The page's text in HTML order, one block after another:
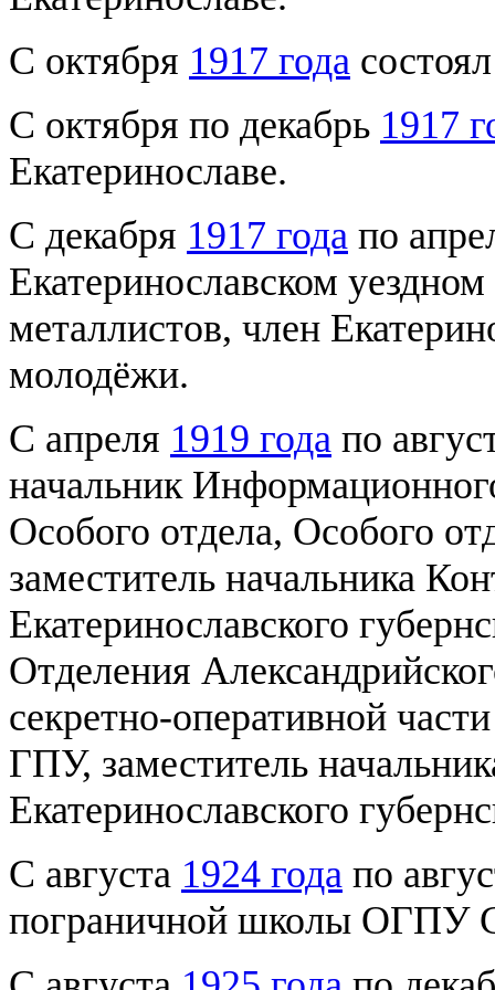
С октября 1917 года
С октября по декабрь 1917
Екатеринославе.
С декабря 1917 года по
Екатеринославском
металлистов, член
молодёжи.
С апреля 1919 года по
начальник
Особого отдела, Особого
заместитель начальника
Екатеринославского
Отделения
секретно-оперативной
ГПУ, заместитель
Екатеринославского
С августа 1924 года по
пограничной школы ОГПУ